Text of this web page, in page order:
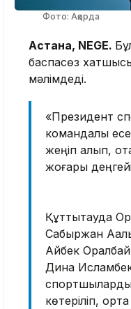
Фото: Ақорда
Астана, NEGE.
баспасөз
мәлімдеді.
«Президент
командалық
жеңіп алып,
жоғары
Құттықтауда
Сабыржан
Айбек
Дина
көтеріліп,